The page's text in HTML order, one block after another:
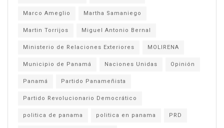
Marco Ameglio Martha Samaniego
Martin Torrijos Miguel Antonio Bernal
Ministerio de Relaciones Exteriores MOLIRENA
Municipio de Panamá Naciones Unidas Opinión
Panamá Partido Panameñista
Partido Revolucionario Democrático
politica de panama politica en panama PRD